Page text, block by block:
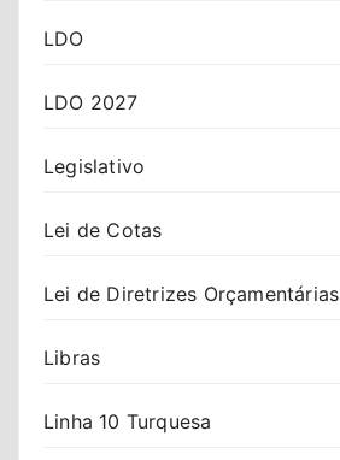
LDO
LDO 2027
Legislativo
Lei de Cotas
Lei de Diretrizes Orçamentárias
Libras
Linha 10 Turquesa